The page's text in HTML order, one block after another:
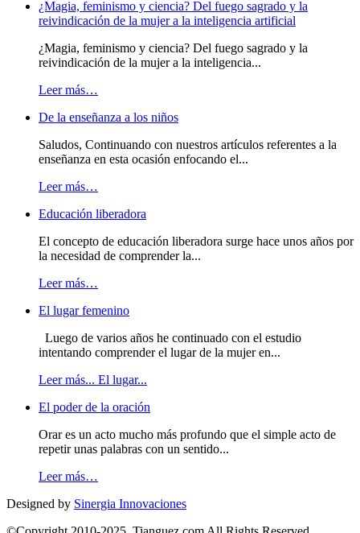
¿Magia, feminismo y ciencia? Del fuego sagrado y la
reivindicación de la mujer a la inteligencia artificial
¿Magia, feminismo y ciencia? Del fuego sagrado y la
reivindicación de la mujer a la inteligencia...
Leer más…
De la enseñanza a los niños
Saludos, Continuando con nuestros artículos referentes a la
enseñanza en esta ocasión enfocando el...
Leer más…
Educación liberadora
El concepto de educación liberadora surge hace unos años por
la necesidad de comprender la...
Leer más…
El lugar femenino
Luego de varios años he continuado con el estudio
intentando comprender el lugar de la mujer en...
Leer más... El lugar...
El poder de la oración
Orar es un acto mucho más profundo que el simple acto de
repetir unas palabras con un sentido...
Leer más…
Designed by Sinergia Innovaciones